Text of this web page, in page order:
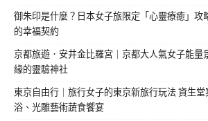
御朱印是什麼？日本女子旅限定「心靈療癒」攻
的幸福契約
京都旅遊．安井金比羅宮｜京都大人氣女子能量
緣的靈驗神社
東京自由行｜旅行女子的東京新旅行玩法 資生
浴、光雕藝術蔬食饗宴